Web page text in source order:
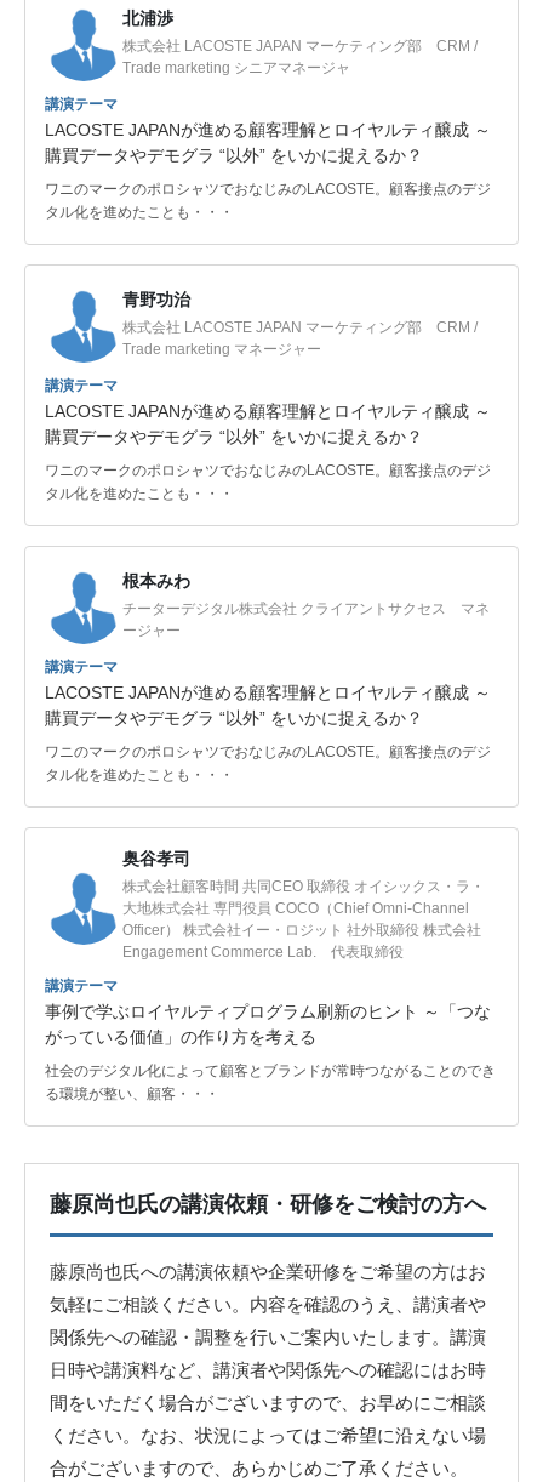
北浦渉
株式会社 LACOSTE JAPAN マーケティング部 CRM /
Trade marketing シニアマネージャ
講演テーマ
LACOSTE JAPANが進める顧客理解とロイヤルティ醸成 ～
購買データやデモグラ “以外” をいかに捉えるか？
ワニのマークのポロシャツでおなじみのLACOSTE。顧客接点のデジ
タル化を進めたことも・・・
青野功治
株式会社 LACOSTE JAPAN マーケティング部 CRM /
Trade marketing マネージャー
講演テーマ
LACOSTE JAPANが進める顧客理解とロイヤルティ醸成 ～
購買データやデモグラ “以外” をいかに捉えるか？
ワニのマークのポロシャツでおなじみのLACOSTE。顧客接点のデジ
タル化を進めたことも・・・
根本みわ
チーターデジタル株式会社 クライアントサクセス マネ
ージャー
講演テーマ
LACOSTE JAPANが進める顧客理解とロイヤルティ醸成 ～
購買データやデモグラ “以外” をいかに捉えるか？
ワニのマークのポロシャツでおなじみのLACOSTE。顧客接点のデジ
タル化を進めたことも・・・
奥谷孝司
株式会社顧客時間 共同CEO 取締役 オイシックス・ラ・
大地株式会社 専門役員 COCO（Chief Omni-Channel
Officer） 株式会社イー・ロジット 社外取締役 株式会社
Engagement Commerce Lab. 代表取締役
講演テーマ
事例で学ぶロイヤルティプログラム刷新のヒント ～「つな
がっている価値」の作り方を考える
社会のデジタル化によって顧客とブランドが常時つながることのでき
る環境が整い、顧客・・・
藤原尚也氏の講演依頼・研修をご検討の方へ
藤原尚也氏への講演依頼や企業研修をご希望の方はお
気軽にご相談ください。内容を確認のうえ、講演者や
関係先への確認・調整を行いご案内いたします。講演
日時や講演料など、講演者や関係先への確認にはお時
間をいただく場合がございますので、お早めにご相談
ください。なお、状況によってはご希望に沿えない場
合がございますので、あらかじめご了承ください。